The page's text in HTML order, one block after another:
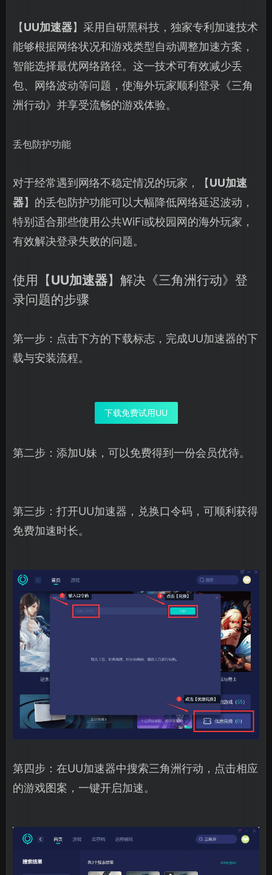
【UU加速器】采用自研黑科技，独家专利加速技术
能够根据网络状况和游戏类型自动调整加速方案，
智能选择最优网络路径。这一技术可有效减少丢
包、网络波动等问题，使海外玩家顺利登录《三角
洲行动》并享受流畅的游戏体验。
丢包防护功能
对于经常遇到网络不稳定情况的玩家，【UU加速
器】的丢包防护功能可以大幅降低网络延迟波动，
特别适合那些使用公共WiFi或校园网的海外玩家，
有效解决登录失败的问题。
使用【UU加速器】解决《三角洲行动》登
录问题的步骤
第一步：点击下方的下载标志，完成UU加速器的下
载与安装流程。
下载免费试用UU
第二步：添加U妹，可以免费得到一份会员优待。
第三步：打开UU加速器，兑换口令码，可顺利获得
免费加速时长。
第四步：在UU加速器中搜索三角洲行动，点击相应
的游戏图案，一键开启加速。